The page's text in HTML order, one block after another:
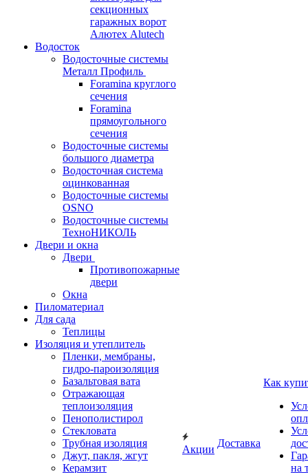
секционных
гаражных ворот
Алютех Alutech
Водосток
Водосточные системы
Металл Профиль
Foramina круглого
сечения
Foramina
прямоугольного
сечения
Водосточные системы
большого диаметра
Водосточная система
оцинкованная
Водосточные системы
OSNO
Водосточные системы
ТехноНИКОЛЬ
Двери и окна
Двери
Противопожарные
двери
Окна
Пиломатериал
Для сада
Теплицы
Изоляция и утеплитель
Пленки, мембраны,
гидро-пароизоляция
Базальтовая вата
Отражающая
теплоизоляция
Пенополистирол
Стекловата
Трубная изоляция
Джут, пакля, жгут
Керамзит
Акции
Доставка
Как
на